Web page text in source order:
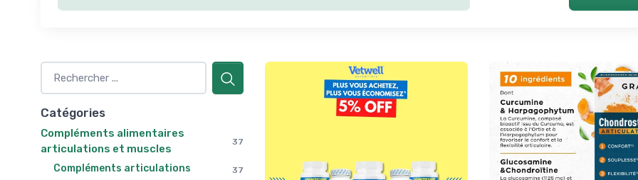
Catégories
Compléments alimentaires
articulations et muscles
37
Compléments articulations
37